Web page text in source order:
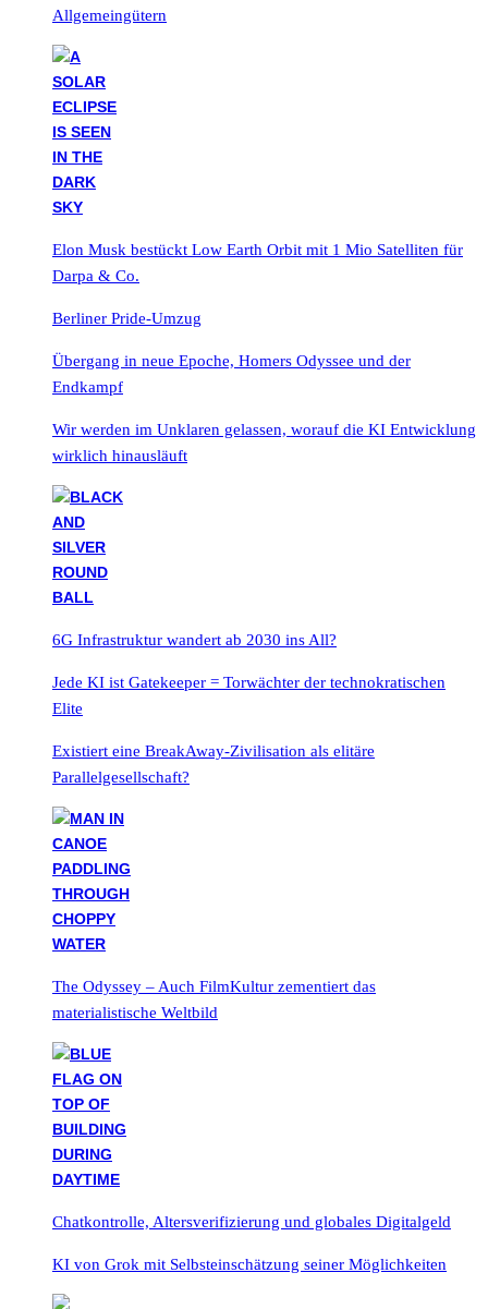
Allgemeingütern
Elon Musk bestückt Low Earth Orbit mit 1 Mio Satelliten für
Darpa & Co.
Berliner Pride-Umzug
Übergang in neue Epoche, Homers Odyssee und der
Endkampf
Wir werden im Unklaren gelassen, worauf die KI Entwicklung
wirklich hinausläuft
6G Infrastruktur wandert ab 2030 ins All?
Jede KI ist Gatekeeper = Torwächter der technokratischen
Elite
Existiert eine BreakAway-Zivilisation als elitäre
Parallelgesellschaft?
The Odyssey – Auch FilmKultur zementiert das
materialistische Weltbild
Chatkontrolle, Altersverifizierung und globales Digitalgeld
KI von Grok mit Selbsteinschätzung seiner Möglichkeiten